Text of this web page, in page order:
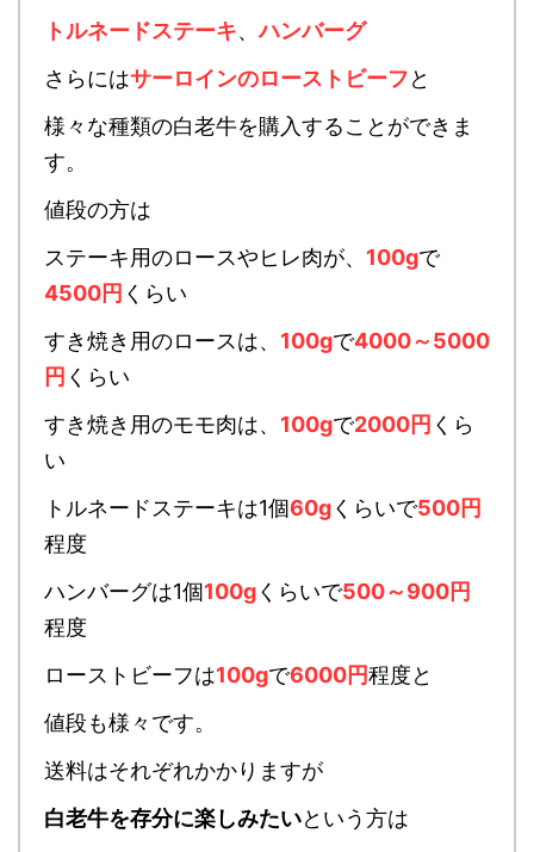
トルネードステーキ、ハンバーグ
さらにはサーロインのローストビーフと
様々な種類の白老牛を購入することができま
す。
値段の方は
ステーキ用のロースやヒレ肉が、 100gで
4500円 くらい
すき焼き用のロースは、 100gで4000～5000
円 くらい
すき焼き用のモモ肉は、 100gで2000円 くら
い
トルネードステーキは1個60gくらいで500円
程度
ハンバーグは1個100gくらいで500～900円
程度
ローストビーフは100gで6000円程度と
値段も様々です。
送料はそれぞれかかりますが
白老牛を存分に楽しみたいという方は